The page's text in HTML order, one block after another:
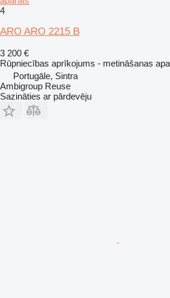
4
ARO ARO 2215 B
3 200 €
Rūpniecības aprīkojums - metināšanas
Portugāle, Sintra
Ambigroup Reuse
Sazināties ar pārdevēju